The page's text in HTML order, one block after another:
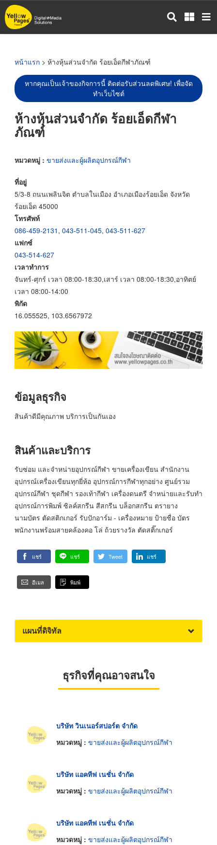
ข้าม
ไป
หน้าแรก > ห้างหุ้นส่วนจำกัด ร้อยเอ็ดกีฬาภัณฑ์
หากคุณเป็นเจ้าของกิจการนี้ ติดต่อรับส่วนลดพิเศษ! เพื่อจัด
ทำเว็บไซต์
ห้างหุ้นส่วนจำกัด ร้อยเอ็ดกีฬา
ภัณฑ์
หมวดหมู่ : ขายส่งและผู้ผลิตอุปกรณ์กีฬา
ที่อยู่
5/3-8 ถนนเพลินจิต ตำบลในเมือง อำเภอเมืองร้อยเอ็ด จังหวัด
ร้อยเอ็ด 45000
โทรศัพท์
086-459-2131 , 043-511-045, 043-511-627
แฟกซ์
043-514-627
เวลาทำการ
จันทร์-ศุกร์ เวลา 08:00-18:30,เสาร์ เวลา 08:00-18:30,อาทิตย์
เวลา 08:00-14:00
พิกัด
16.055525, 103.6567972
ข้อมูลธุรกิจ
สินค้าดีมีคุณภาพ บริการเป็นกันเอง
สินค้าและบริการ
รับซ่อม และจำหน่ายอุปกรณ์กีฬา ขายเครื่องเขียน สำนักงาน
อุปกรณ์เครื่องเขียนทุกยี่ห้อ อุปกรณ์การกีฬาทุกอย่าง ศูนย์รวม
อุปกรณ์กีฬา ชุดกีฬา รองเท้ากีฬา เครื่องดนตรี จำหน่ายและรับทำ
อุปกรณ์การพิมพ์ ซิลค์สกรีน สีสกรีน บล็อกสกรีน ตรายาง
นามบัตร ตัดสติกเกอร์ รับปักอาร์ม - เครื่องหมาย ป้ายชื่อ บัตร
พนักงานพร้อมสายคล้องคอ โล่ ถ้วยรางวัล ตัดสติ๊กเกอร์
แชร์ แชร์ Tweet แชร์
อีเมล พิมพ์
แผนที่ดิจิทัล
ธุรกิจที่คุณอาจสนใจ
บริษัท วินเนอร์สปอร์ต จำกัด
หมวดหมู่ : ขายส่งและผู้ผลิตอุปกรณ์กีฬา
บริษัท แอคทีฟ เนชั่น จำกัด
หมวดหมู่ : ขายส่งและผู้ผลิตอุปกรณ์กีฬา
บริษัท แอคทีฟ เนชั่น จำกัด
หมวดหมู่ : ขายส่งและผู้ผลิตอุปกรณ์กีฬา